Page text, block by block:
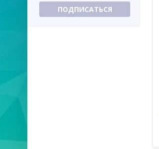
ПОДПИСАТЬСЯ